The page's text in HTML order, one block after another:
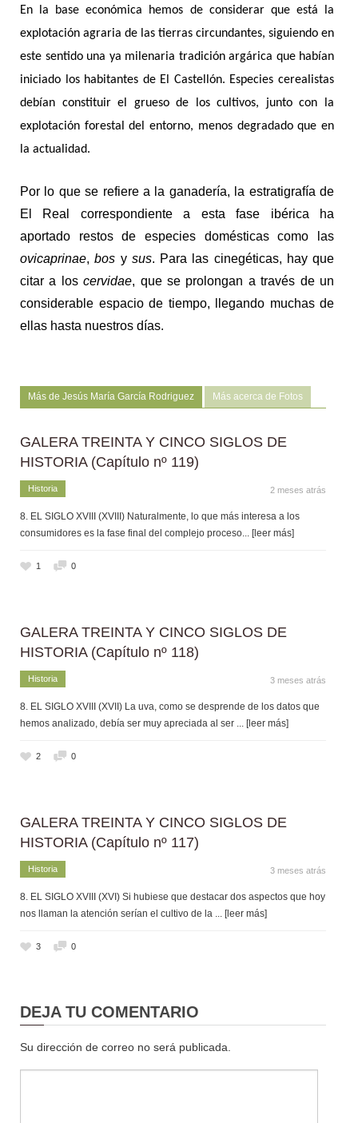
En la base económica hemos de considerar que está la
explotación agraria de las tierras circundantes, siguiendo en
este sentido una ya milenaria tradición argárica que habían
iniciado los habitantes de El Castellón. Especies cerealistas
debían constituir el grueso de los cultivos, junto con la
explotación forestal del entorno, menos degradado que en
la actualidad.
Por lo que se refiere a la ganadería, la estratigrafía de
El Real correspondiente a esta fase ibérica ha
aportado restos de especies domésticas como las
ovicaprinae,bos y sus. Para las cinegéticas, hay que
citar a loscervidae, que se prolongan a través de un
considerable espacio de tiempo, llegando muchas de
ellas hasta nuestros días.
Más de Jesús María García Rodriguez Más acerca de Fotos
GALERA TREINTA Y CINCO SIGLOS DE
HISTORIA (Capítulo nº 119)
Historia 2 meses atrás
8. EL SIGLO XVIII (XVIII) Naturalmente, lo que más interesa a los
consumidores es la fase final del complejo proceso... [leer más]
1 0
GALERA TREINTA Y CINCO SIGLOS DE
HISTORIA (Capítulo nº 118)
Historia 3 meses atrás
8. EL SIGLO XVIII (XVII) La uva, como se desprende de los datos que
hemos analizado, debía ser muy apreciada al ser ... [leer más]
2 0
GALERA TREINTA Y CINCO SIGLOS DE
HISTORIA (Capítulo nº 117)
Historia 3 meses atrás
8. EL SIGLO XVIII (XVI) Si hubiese que destacar dos aspectos que hoy
nos llaman la atención serían el cultivo de la ... [leer más]
3 0
DEJA TU COMENTARIO
Su dirección de correo no será publicada.